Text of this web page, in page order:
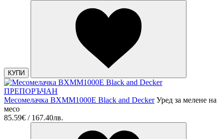
КУПИ
ПРЕПОРЪЧАН
Месомелачка BXMM1000E Black and Decker Уред за мелене на
месо
85.59€ / 167.40лв.